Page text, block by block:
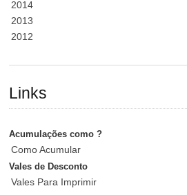
2014
2013
2012
Links
Acumulações como ?
Como Acumular
Vales de Desconto
Vales Para Imprimir